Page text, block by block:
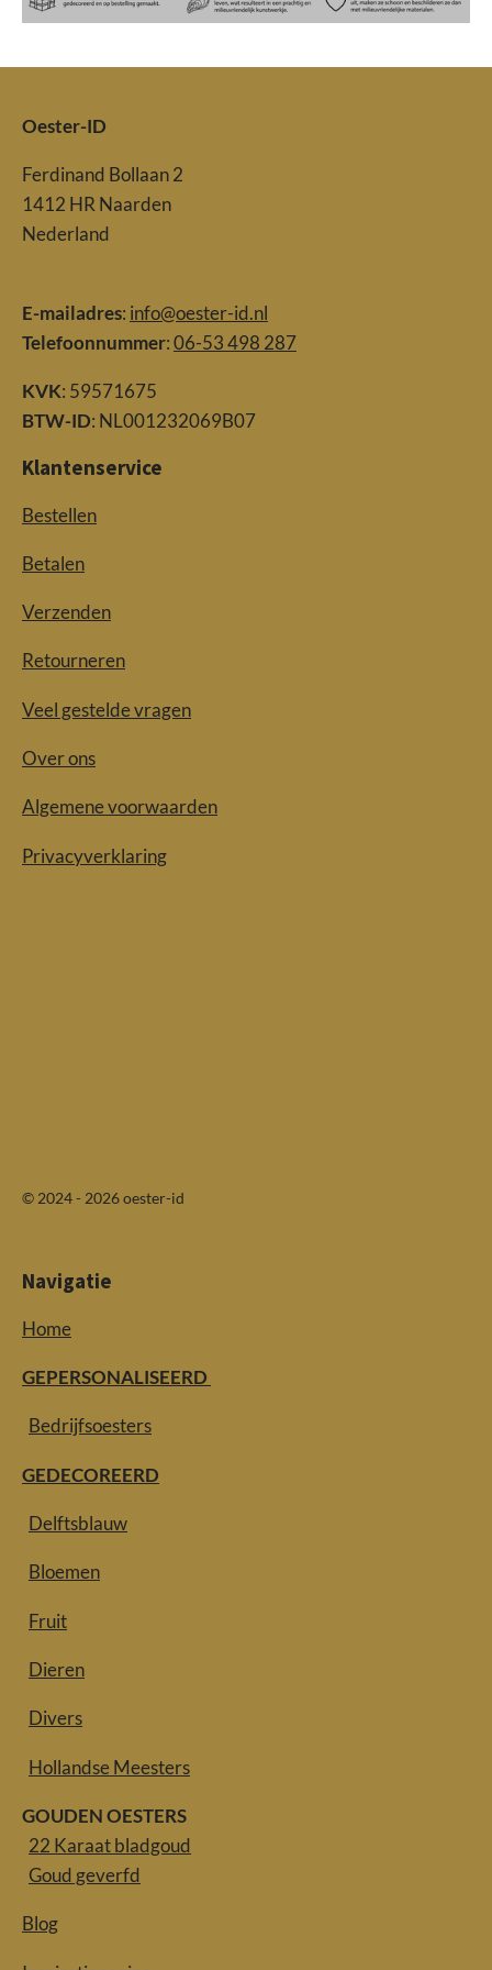
Oester-ID
Ferdinand Bollaan 2
1412 HR Naarden
Nederland
E-mailadres: info@oester-id.nl
Telefoonnummer:06-53 498 287
KVK: 59571675
BTW-ID: NL001232069B07
Klantenservice
Bestellen
Betalen
Verzenden
Retourneren
Veel gestelde vragen
Over ons
Algemene voorwaarden
Privacyverklaring
© 2024 - 2026 oester-id
Navigatie
Home
GEPERSONALISEERD
Bedrijfsoesters
GEDECOREERD
Delftsblauw
Bloemen
Fruit
Dieren
Divers
Hollandse Meesters
GOUDEN OESTERS
22 Karaat bladgoud
Goud geverfd
Blog